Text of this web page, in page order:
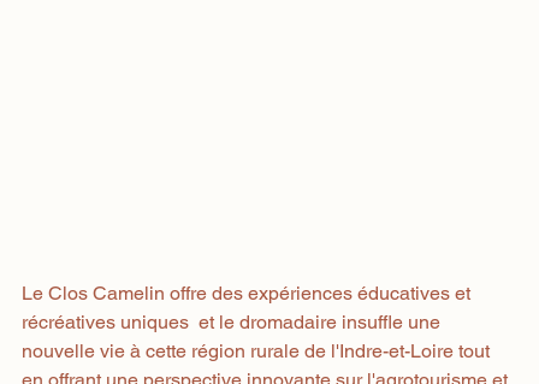
Le Clos Camelin offre des expériences éducatives et
récréatives uniques  et le dromadaire insuffle une
nouvelle vie à cette région rurale de l'Indre-et-Loire tout
en offrant une perspective innovante sur l'agrotourisme et